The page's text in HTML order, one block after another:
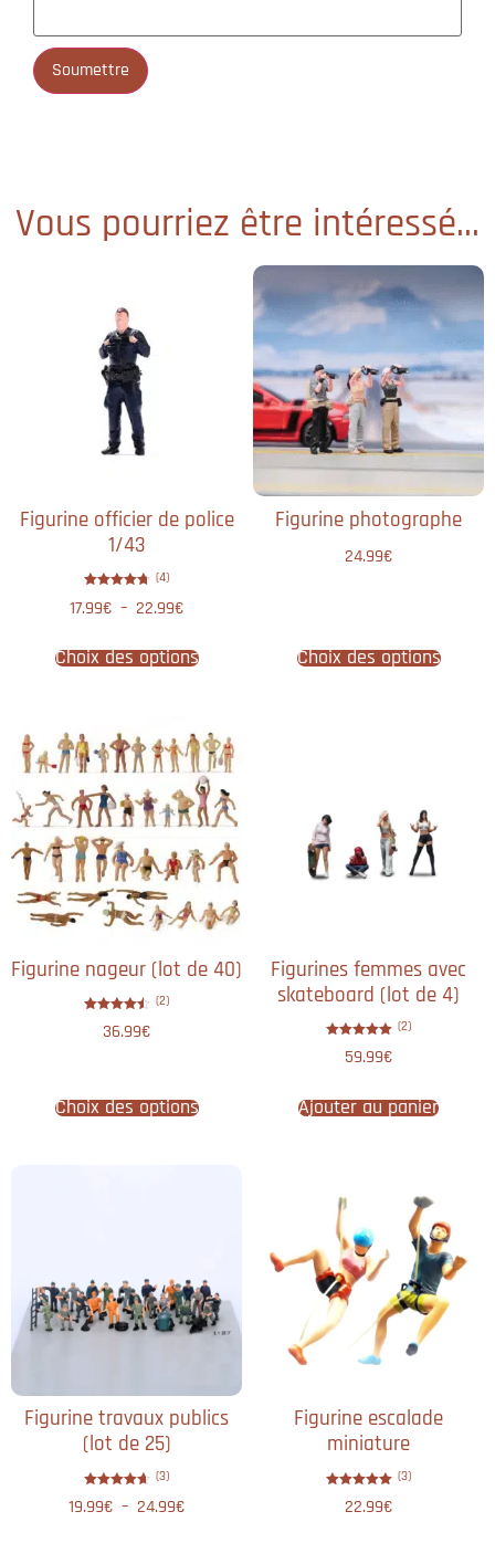
Vous pourriez être intéressé...
Figurine officier de police
1/43
4.75
(4)
17.99€ – 22.99€
Choix des options
Figurine photographe
24.99€
Choix des options
Figurine nageur (lot de 40)
4.50
(2)
36.99€
Choix des options
Figurines femmes avec
skateboard​ (lot de 4)
5.00
(2)
59.99€
Ajouter au panier
Figurine travaux publics
(lot de 25)
4.67
(3)
19.99€ – 24.99€
Figurine escalade
miniature
5.00
(3)
22.99€